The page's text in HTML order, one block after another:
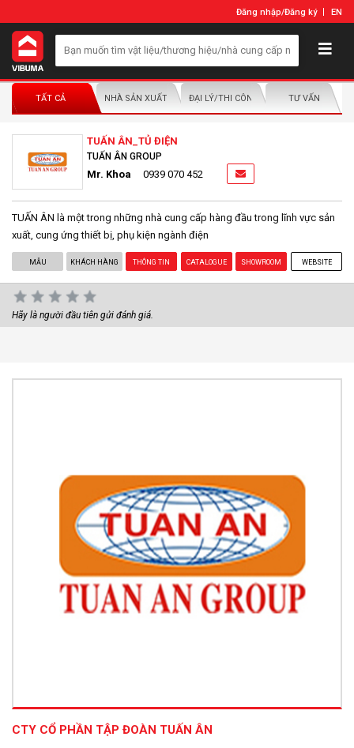
Đăng nhập/Đăng ký EN
TẤT CẢ NHÀ SẢN XUẤT/NHÀ PHÂN PHỐIĐẠI LÝ/THI CÔNG LẮP ĐẶTTƯ VẤN
TUẤN ÂN_TỦ ĐIỆN
TUẤN ÂN GROUP
Mr. Khoa 0939 070 452
TUẤN ÂN là một trong những nhà cung cấp hàng đầu trong lĩnh vực sản
xuất, cung ứng thiết bị, phụ kiện ngành điện
MẪU KHÁCH HÀNG THÔNG TIN CATALOGUE SHOWROOM WEBSITE
Hãy là người đầu tiên gửi đánh giá.
CTY CỔ PHẦN TẬP ĐOÀN TUẤN ÂN